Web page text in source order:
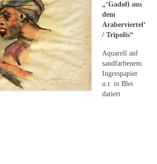
Heinrich Hessel
Paice
Georg Strobel
Martin Wilberg
„‘Gadofi aus
dem
Araberviertel‘
/ Tripolis“
Aquarell auf
sandfarbenem
Ingrespapier
u.r. in Blei
datiert